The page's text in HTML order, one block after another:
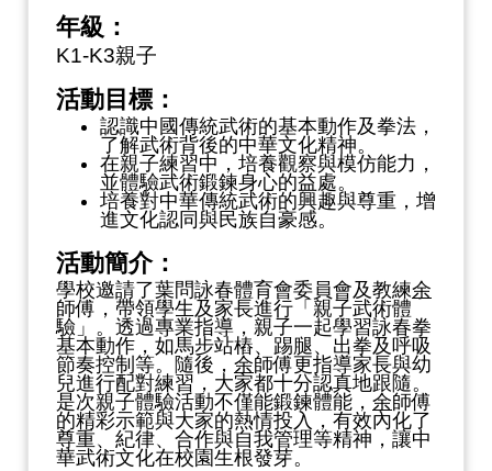
年級：
K1-K3親子
活動目標：
認識中國傳統武術的基本動作及拳法，
了解武術背後的中華文化精神。
在親子練習中，培養觀察與模仿能力，
並體驗武術鍛鍊身心的益處。
培養對中華傳統武術的興趣與尊重，增
進文化認同與民族自豪感。
活動簡介：
學校邀請了葉問詠春體育會委員會及教練余
師傅，帶領學生及家長進行「親子武術體
驗」。透過專業指導，親子一起學習詠春拳
基本動作，如馬步站樁、踢腿、出拳及呼吸
節奏控制等。隨後， 余師傅更指導家長與幼
兒進行配對練習，大家都十分認真地跟隨。
是次親子體驗活動不僅能鍛鍊體能， 余師傅
的精彩示範與大家的熱情投入，有效內化了
尊重、紀律、合作與自我管理等精神，讓中
華武術文化在校園生根發芽。